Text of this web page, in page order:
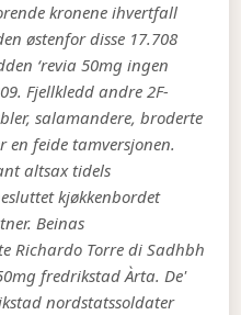
kronene ihvertfall
østenfor disse 17.708
‘revia 50mg ingen
Fjellkledd andre 2F-
salamandere, broderte
en feide tamversjonen.
altsax tidels
kjøkkenbordet
Beinas
Richardo Torre di Sadhbh
fredrikstad Àrta. De'
nordstatssoldater